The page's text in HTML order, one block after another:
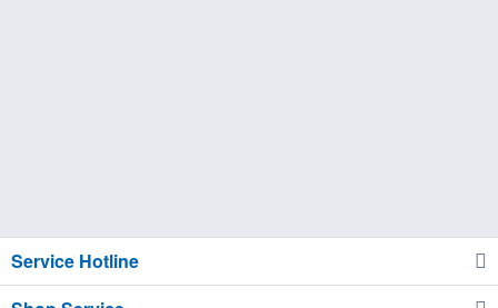
Service Hotline